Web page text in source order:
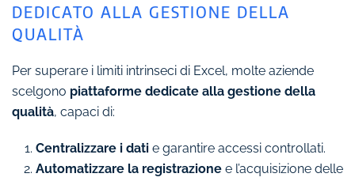
DEDICATO ALLA GESTIONE DELLA
QUALITÀ
Per superare i limiti intrinseci di Excel, molte aziende
scelgono piattaforme dedicate alla gestione della
qualità, capaci di:
Centralizzare i dati e garantire accessi controllati.
Automatizzare la registrazione e l’acquisizione delle